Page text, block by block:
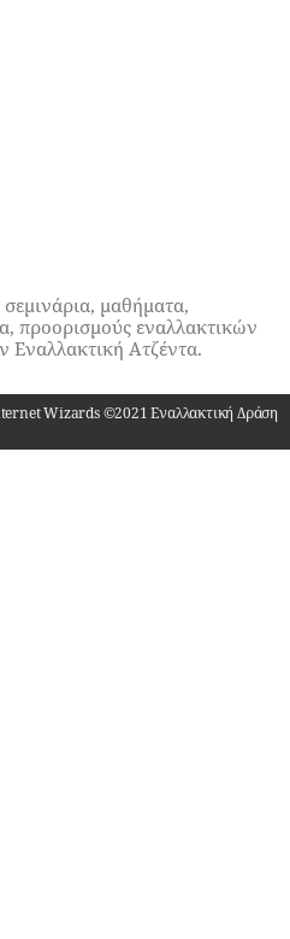
σεμινάρια, μαθήματα,
προορισμούς εναλλακτικών
Εναλλακτική Ατζέντα.
Wizards ©2021 Εναλλακτική Δράση